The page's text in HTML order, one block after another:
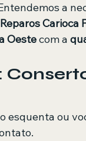
a
Reparos Carioca
Oeste com a
esquenta ou